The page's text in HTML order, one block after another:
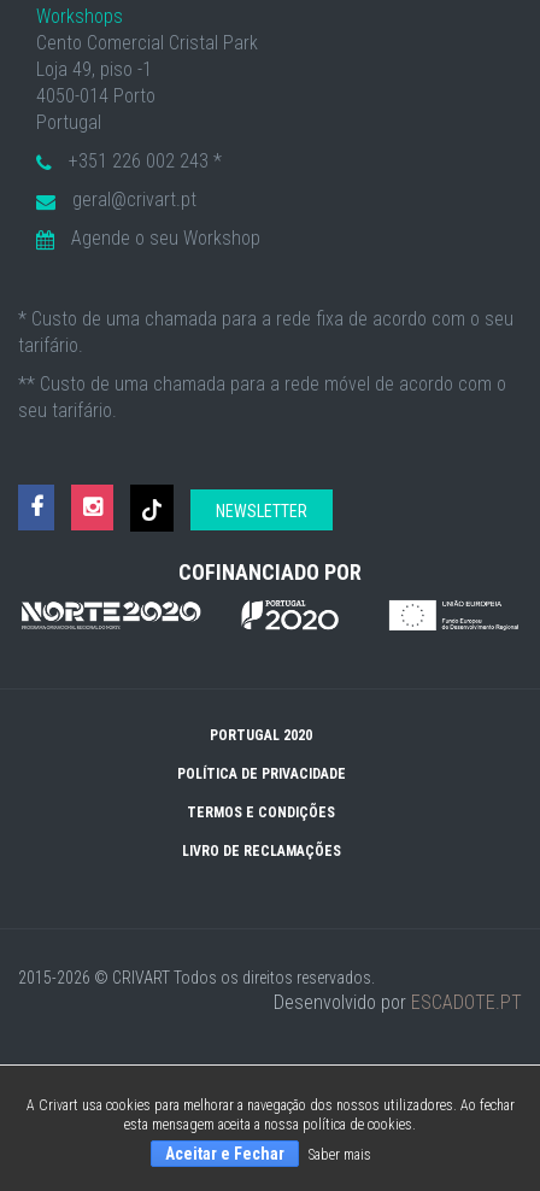
Workshops
Cento Comercial Cristal Park
Loja 49, piso -1
4050-014 Porto
Portugal
+351 226 002 243 *
geral@crivart.pt
Agende o seu Workshop
* Custo de uma chamada para a rede fixa de acordo com o seu
tarifário.
** Custo de uma chamada para a rede móvel de acordo com o
seu tarifário.
NEWSLETTER
COFINANCIADO POR
PORTUGAL 2020
POLÍTICA DE PRIVACIDADE
TERMOS E CONDIÇÕES
LIVRO DE RECLAMAÇÕES
2015-2026 © CRIVARTTodos os direitos reservados.
Desenvolvido por ESCADOTE.PT
A Crivart usa cookies para melhorar a navegação dos nossos utilizadores. Ao fechar
esta mensagem aceita a nossa política de cookies.
Aceitar e Fechar Saber mais